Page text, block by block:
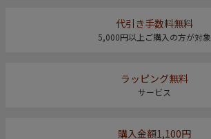
代引き手数料無料
5,000円以上ご購入の方が対象
ラッピング無料
サービス
購入金額1,100円